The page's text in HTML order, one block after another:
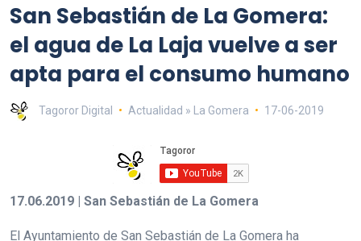
San Sebastián de La Gomera:
el agua de La Laja vuelve a ser
apta para el consumo humano
Tagoror Digital Actualidad » La Gomera 17-06-2019
17.06.2019 | San Sebastián de La Gomera
El Ayuntamiento de San Sebastián de La Gomera ha